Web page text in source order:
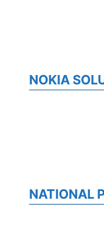
NOKIA
NATIONAL